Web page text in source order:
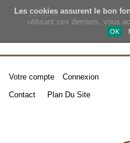
Les cookies assurent le bon
utilisant ces derniers, vous
OK
Votre compte
Connexion
Contact
Plan Du Site